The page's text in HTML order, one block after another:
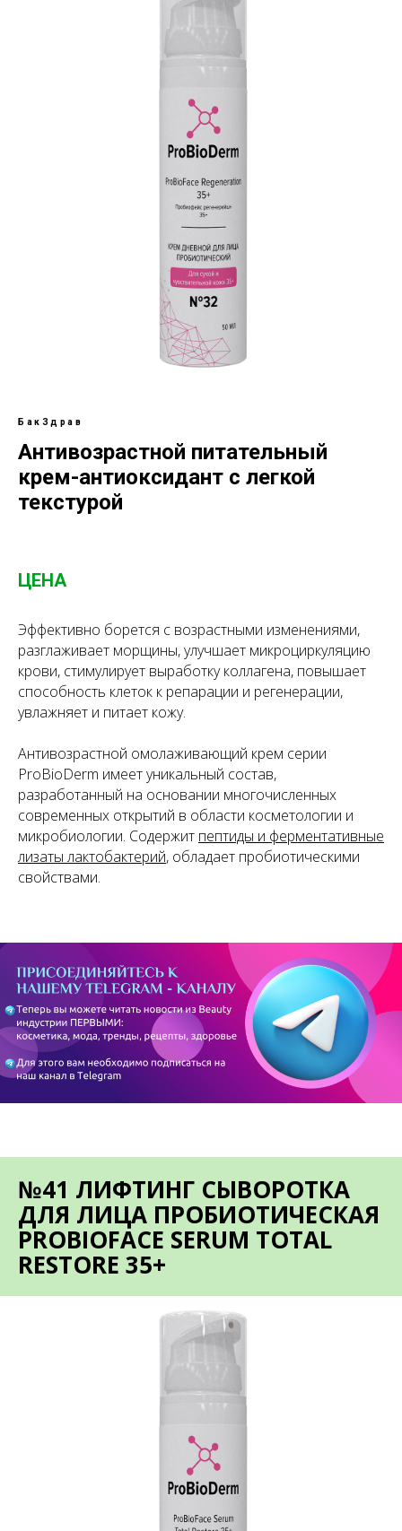
БакЗдрав
Антивозрастной питательный
крем-антиоксидант с легкой
текстурой
ЦЕНА
Эффективно борется с возрастными изменениями,
разглаживает морщины, улучшает микроциркуляцию
крови, стимулирует выработку коллагена, повышает
способность клеток к репарации и регенерации,
увлажняет и питает кожу.
Антивозрастной омолаживающий крем серии
ProBioDerm имеет уникальный состав,
разработанный на основании многочисленных
современных открытий в области косметологии и
микробиологии. Содержит пептиды и ферментативные
лизаты лактобактерий, обладает пробиотическими
свойствами.
№41 ЛИФТИНГ СЫВОРОТКА
ДЛЯ ЛИЦА ПРОБИОТИЧЕСКАЯ
PROBIOFACE SERUM TOTAL
RESTORE 35+